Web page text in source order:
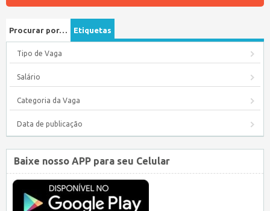
Procurar por… Etiquetas
Tipo de Vaga
Salário
Categoria da Vaga
Data de publicação
Baixe nosso APP para seu Celular